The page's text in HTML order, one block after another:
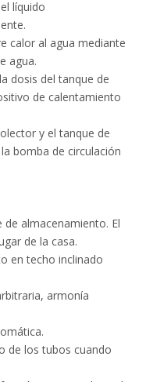
líquido
calor al agua mediante
agua.
dosis del tanque de
de calentamiento
y el tanque de
bomba de circulación
almacenamiento. El
de la casa.
en techo inclinado
armonía
de los tubos cuando